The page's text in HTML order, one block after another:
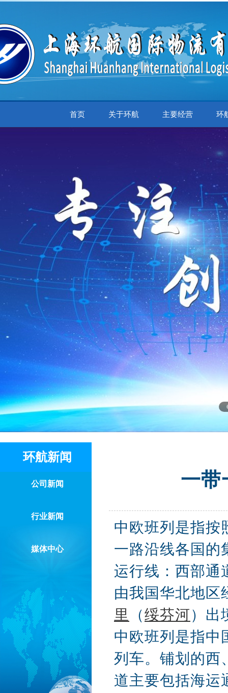
首页 关于环航 主要经营 环
环航新闻
公司新闻
行业新闻
媒体中心
一带
中欧班列是指按
一路沿线各国的
运行线：西部通
由我国华北地区
里
（绥芬河）出
中欧班列是指中
列车。铺划的西
道主要包括海运